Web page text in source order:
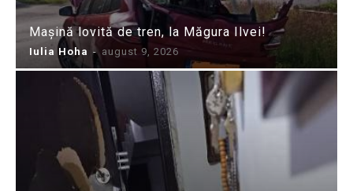
Mașină lovită de tren, la Măgura Ilvei!
Iulia Hoha - august 9, 2026